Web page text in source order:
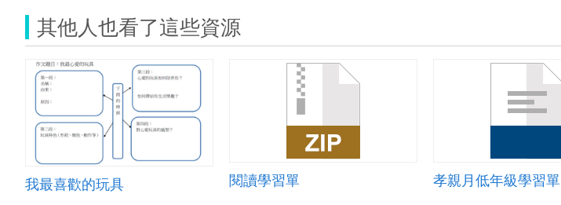
其他人也看了這些資源
我最喜歡的玩具 閱讀學習單 孝親月低年級學習單